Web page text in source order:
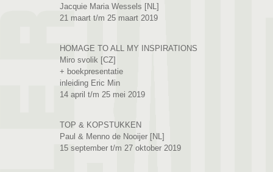
Jacquie Maria Wessels [NL]
21 maart t/m 25 maart 2019
HOMAGE TO ALL MY INSPIRATIONS
Miro svolik [CZ]
+ boekpresentatie
inleiding Eric Min
14 april t/m 25 mei 2019
TOP & KOPSTUKKEN
Paul & Menno de Nooijer [NL]
15 september t/m 27 oktober 2019